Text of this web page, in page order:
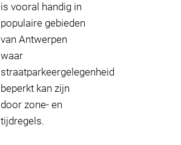
is vooral handig in
populaire gebieden
van Antwerpen
waar
straatparkeergelegenheid
beperkt kan zijn
door zone- en
tijdregels.